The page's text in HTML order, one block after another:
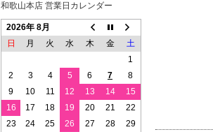
和歌山本店 営業日カレンダー
2026年 8月
日
月 火 水 木 金
土
1
2
3 4 5 6 7
8
9
10 11 12 13 14
15
16
17 18 19 20 21
22
23
24 25 26 27 28
29